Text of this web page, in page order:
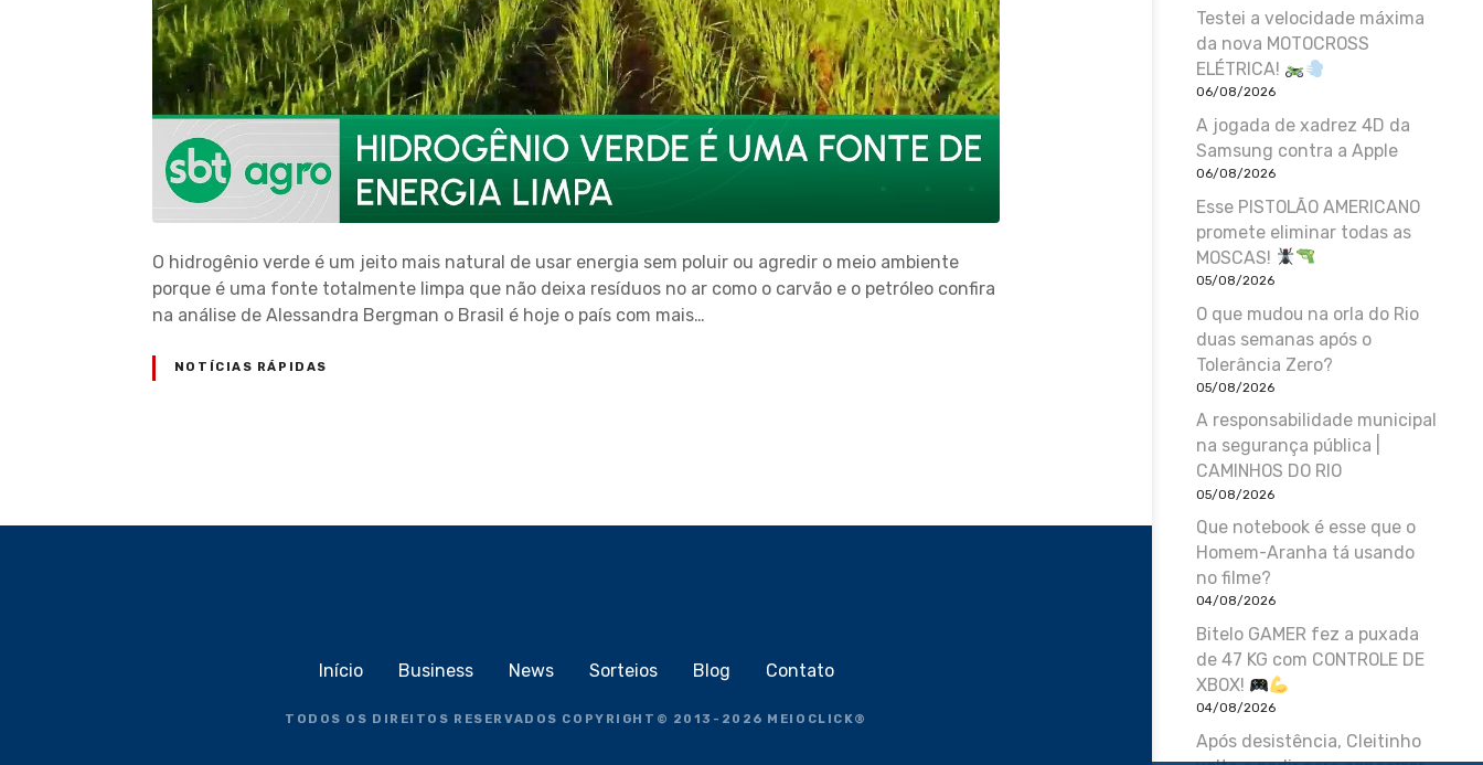
O hidrogênio verde é um jeito mais natural de usar energia sem poluir ou agredir o meio ambiente
porque é uma fonte totalmente limpa que não deixa resíduos no ar como o carvão e o petróleo confira
na análise de Alessandra Bergman o Brasil é hoje o país com mais…
NOTÍCIAS RÁPIDAS
a
Testei a velocidade máxima
da nova MOTOCROSS
ELÉTRICA!
06/08/2026
A jogada de xadrez 4D da
Samsung contra a Apple
06/08/2026
Esse PISTOLÃO AMERICANO
promete eliminar todas as
MOSCAS!
05/08/2026
O que mudou na orla do Rio
duas semanas após o
Tolerância Zero?
05/08/2026
A responsabilidade municipal
na segurança pública |
CAMINHOS DO RIO
05/08/2026
Que notebook é esse que o
Homem-Aranha tá usando
no filme?
04/08/2026
Bitelo GAMER fez a puxada
de 47 KG com CONTROLE DE
XBOX!
04/08/2026
Após desistência, Cleitinho
Início Business News Sorteios Blog Contato
TODOS OS DIREITOS RESERVADOS COPYRIGHT © 2013-2026 MEIOCLICK®